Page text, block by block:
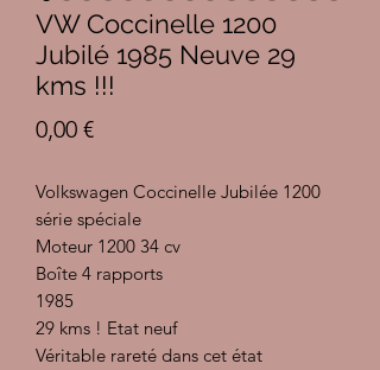
VW Coccinelle 1200
Jubilé 1985 Neuve 29
kms !!!
0,00 €Prix
Volkswagen Coccinelle Jubilée 1200
série spéciale
Moteur 1200 34 cv
Boîte 4 rapports
1985
29 kms ! Etat neuf
Véritable rareté dans cet état